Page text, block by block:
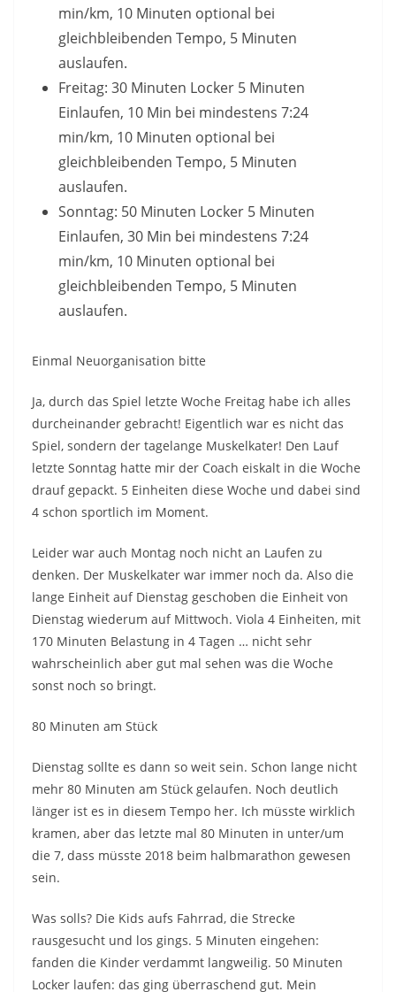
min/km, 10 Minuten optional bei
gleichbleibenden Tempo, 5 Minuten
auslaufen.
Freitag: 30 Minuten Locker 5 Minuten
Einlaufen, 10 Min bei mindestens 7:24
min/km, 10 Minuten optional bei
gleichbleibenden Tempo, 5 Minuten
auslaufen.
Sonntag: 50 Minuten Locker 5 Minuten
Einlaufen, 30 Min bei mindestens 7:24
min/km, 10 Minuten optional bei
gleichbleibenden Tempo, 5 Minuten
auslaufen.
Einmal Neuorganisation bitte
Ja, durch das Spiel letzte Woche Freitag habe ich alles
durcheinander gebracht! Eigentlich war es nicht das
Spiel, sondern der tagelange Muskelkater! Den Lauf
letzte Sonntag hatte mir der Coach eiskalt in die Woche
drauf gepackt. 5 Einheiten diese Woche und dabei sind
4 schon sportlich im Moment.
Leider war auch Montag noch nicht an Laufen zu
denken. Der Muskelkater war immer noch da. Also die
lange Einheit auf Dienstag geschoben die Einheit von
Dienstag wiederum auf Mittwoch. Viola 4 Einheiten, mit
170 Minuten Belastung in 4 Tagen … nicht sehr
wahrscheinlich aber gut mal sehen was die Woche
sonst noch so bringt.
80 Minuten am Stück
Dienstag sollte es dann so weit sein. Schon lange nicht
mehr 80 Minuten am Stück gelaufen. Noch deutlich
länger ist es in diesem Tempo her. Ich müsste wirklich
kramen, aber das letzte mal 80 Minuten in unter/um
die 7, dass müsste 2018 beim halbmarathon gewesen
sein.
Was solls? Die Kids aufs Fahrrad, die Strecke
rausgesucht und los gings. 5 Minuten eingehen:
fanden die Kinder verdammt langweilig. 50 Minuten
Locker laufen: das ging überraschend gut. Mein